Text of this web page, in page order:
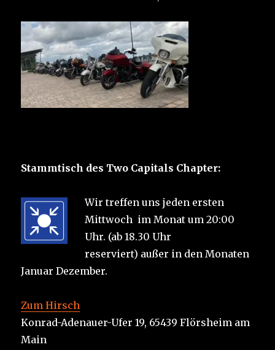
Stammtisch des Two Capitals Chapter:
Wir treffen uns jeden ersten
Mittwoch im Monat um 20:00
Uhr. (ab 18.30 Uhr
reserviert) außer in den Monaten
Januar Dezember.
Zum Hirsch
Konrad-Adenauer-Ufer 19, 65439 Flörsheim am
Main